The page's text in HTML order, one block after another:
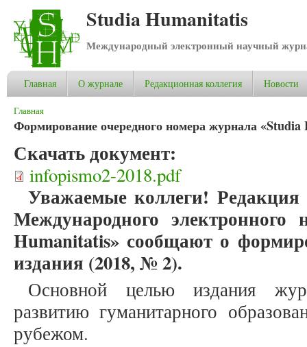
Studia Humanitatis
Международный электронный научный
Главная О журнале Редакционная коллегия Новости
Вы здесь
Главная
Формирование очередного номера журнала
Скачать документ:
infopismo2-2018.pdf
Уважаемые коллеги!
Международного электронного
Humanitatis» сообщают о
издания (2018, № 2).
Основной целью издания
развитию гуманитарного
рубежом.